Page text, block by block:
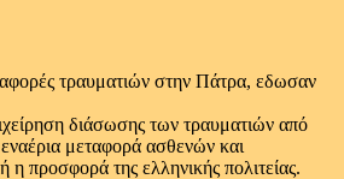
τραυματιών στην Πάτρα, εδωσαν
διάσωσης των τραυματιών από
μεταφορά ασθενών και
προσφορά της ελληνικής πολιτείας.